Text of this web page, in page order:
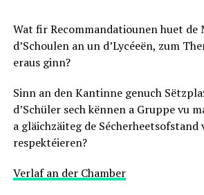
Wat fir Recommandatiounen huet de
d’Schoulen an un d’Lycéeën, zum
eraus ginn?
Sinn an den Kantinne genuch
d’Schüler sech kënnen a Gruppe vu
a gläichzäiteg de Sécherheetsofstand
respektéieren?
Verlaf an der Chamber